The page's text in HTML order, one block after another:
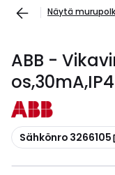
Näytä
ABB -
Kopioi
Sähkönro 3266105